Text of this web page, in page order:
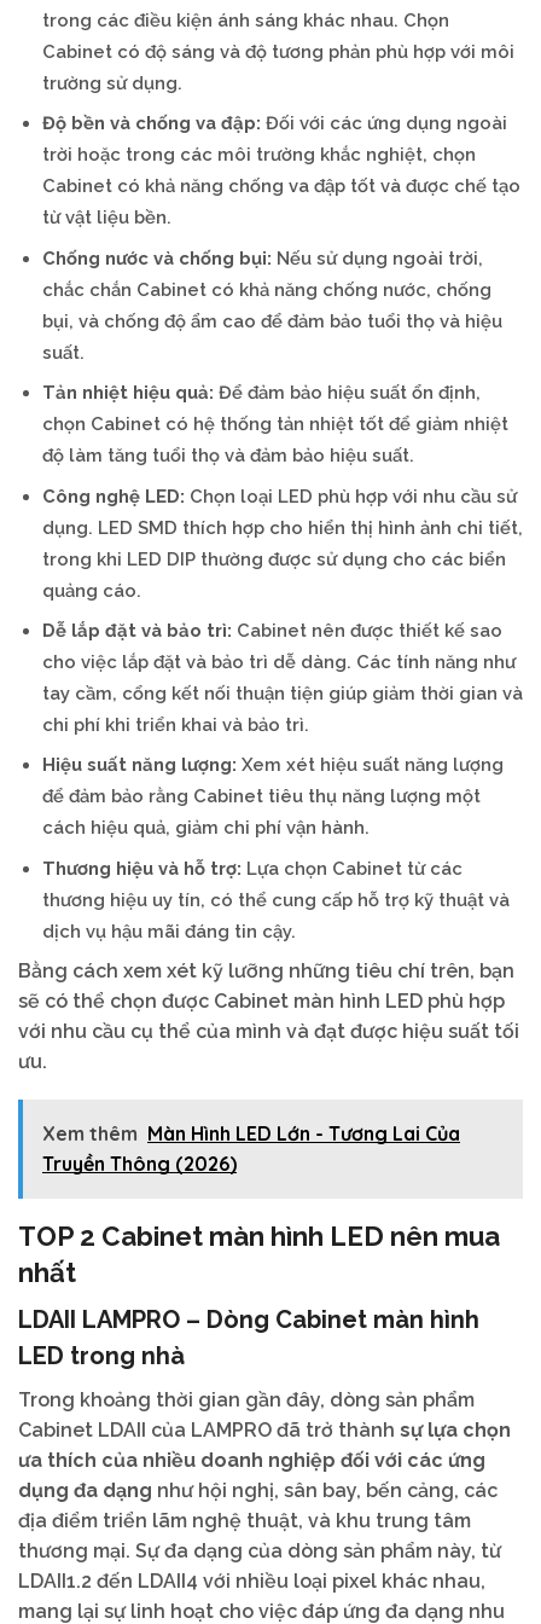
trong các điều kiện ánh sáng khác nhau. Chọn
Cabinet có độ sáng và độ tương phản phù hợp với môi
trường sử dụng.
Độ bền và chống va đập: Đối với các ứng dụng ngoài
trời hoặc trong các môi trường khắc nghiệt, chọn
Cabinet có khả năng chống va đập tốt và được chế tạo
từ vật liệu bền.
Chống nước và chống bụi: Nếu sử dụng ngoài trời,
chắc chắn Cabinet có khả năng chống nước, chống
bụi, và chống độ ẩm cao để đảm bảo tuổi thọ và hiệu
suất.
Tản nhiệt hiệu quả: Để đảm bảo hiệu suất ổn định,
chọn Cabinet có hệ thống tản nhiệt tốt để giảm nhiệt
độ làm tăng tuổi thọ và đảm bảo hiệu suất.
Công nghệ LED: Chọn loại LED phù hợp với nhu cầu sử
dụng. LED SMD thích hợp cho hiển thị hình ảnh chi tiết,
trong khi LED DIP thường được sử dụng cho các biển
quảng cáo.
Dễ lắp đặt và bảo trì: Cabinet nên được thiết kế sao
cho việc lắp đặt và bảo trì dễ dàng. Các tính năng như
tay cầm, cổng kết nối thuận tiện giúp giảm thời gian và
chi phí khi triển khai và bảo trì.
Hiệu suất năng lượng: Xem xét hiệu suất năng lượng
để đảm bảo rằng Cabinet tiêu thụ năng lượng một
cách hiệu quả, giảm chi phí vận hành.
Thương hiệu và hỗ trợ: Lựa chọn Cabinet từ các
thương hiệu uy tín, có thể cung cấp hỗ trợ kỹ thuật và
dịch vụ hậu mãi đáng tin cậy.
Bằng cách xem xét kỹ lưỡng những tiêu chí trên, bạn
sẽ có thể chọn được Cabinet màn hình LED phù hợp
với nhu cầu cụ thể của mình và đạt được hiệu suất tối
ưu.
Xem thêm Màn Hình LED Lớn - Tương Lai Của
Truyền Thông (2026)
TOP 2 Cabinet màn hình LED nên mua
nhất
LDAII LAMPRO – Dòng Cabinet màn hình
LED trong nhà
Trong khoảng thời gian gần đây, dòng sản phẩm
Cabinet LDAII của LAMPRO đã trở thành sự lựa chọn
ưa thích của nhiều doanh nghiệp đối với các ứng
dụng đa dạng như hội nghị, sân bay, bến cảng, các
địa điểm triển lãm nghệ thuật, và khu trung tâm
thương mại. Sự đa dạng của dòng sản phẩm này, từ
LDAII1.2 đến LDAII4 với nhiều loại pixel khác nhau,
mang lại sự linh hoạt cho việc đáp ứng đa dạng nhu